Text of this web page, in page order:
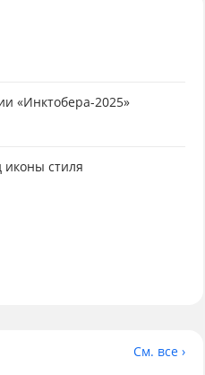
«Инктобера-2025»
стиля
См. все ›